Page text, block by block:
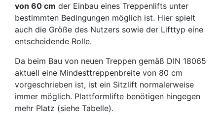
von 60 cm der Einbau eines Treppenlifts unter
bestimmten Bedingungen möglich ist. Hier spielt
auch die Größe des Nutzers sowie der Lifttyp eine
entscheidende Rolle.
Da beim Bau von neuen Treppen gemäß DIN 18065
aktuell eine Mindesttreppenbreite von 80 cm
vorgeschrieben ist, ist ein Sitzlift normalerweise
immer möglich. Plattformlifte benötigen hingegen
mehr Platz (siehe Tabelle).